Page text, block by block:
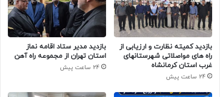
بازدید کمیته نظارت و ارزیابی از
راه های مواصلاتی شهرستانهای
غرب استان کرمانشاه
24 ساعت پیش
بازدید مدیر ستاد اقامه نماز
استان تهران از مجموعه راه آهن
24 ساعت پیش